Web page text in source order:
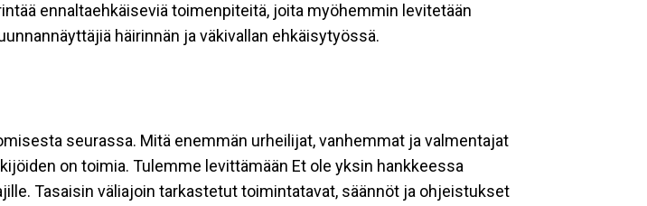
ennaltaehkäiseviä toimenpiteitä, joita myöhemmin levitetään
häirinnän ja väkivallan ehkäisytyössä.
seurassa. Mitä enemmän urheilijat, vanhemmat ja valmentajat
on toimia. Tulemme levittämään Et ole yksin hankkeessa
Tasaisin väliajoin tarkastetut toimintatavat, säännöt ja ohjeistukset